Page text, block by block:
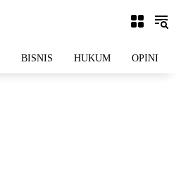
BISNIS HUKUM OPINI